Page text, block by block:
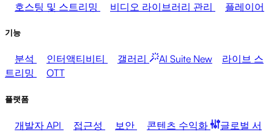
호스팅 및 스트리밍 비디오 라이브러리 관리 플레이어
기능
분석 인터액티비티 갤러리 AI Suite New
라이브 스
트리밍
OTT
플랫폼
개발자 API 접근성 보안 콘텐츠 수익화
글로벌 서